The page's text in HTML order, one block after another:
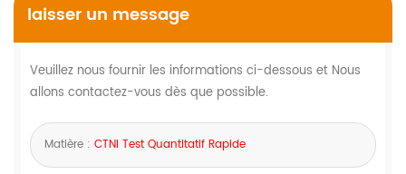
laisser un message
Veuillez nous fournir les informations ci-dessous et Nous
allons contactez-vous dès que possible.
Matière : CTNI Test Quantitatif Rapide